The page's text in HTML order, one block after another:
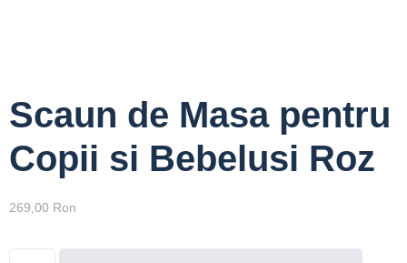
Scaun de Masa pentru
Copii si Bebelusi Roz
269,00 Ron